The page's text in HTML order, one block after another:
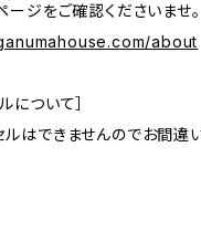
ジをご確認くださいませ。
about
について］
ルはできませんのでお間違